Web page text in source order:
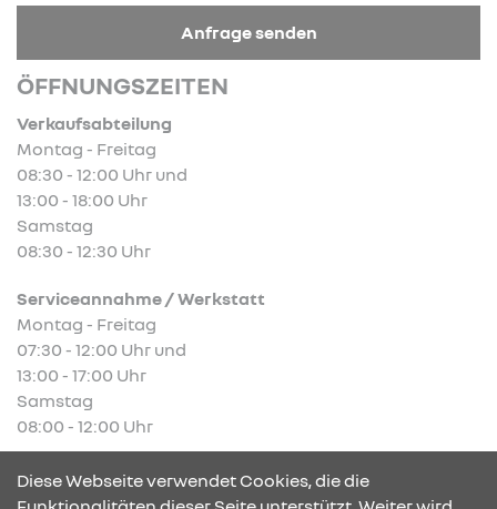
Anfrage senden
ÖFFNUNGSZEITEN
Verkaufsabteilung
Montag - Freitag
08:30 - 12:00 Uhr und
13:00 - 18:00 Uhr
Samstag
08:30 - 12:30 Uhr
Serviceannahme / Werkstatt
Montag - Freitag
07:30 - 12:00 Uhr und
13:00 - 17:00 Uhr
Samstag
08:00 - 12:00 Uhr
Abbildung zeigt Sonderausstattung.
Diese Webseite verwendet Cookies, die die